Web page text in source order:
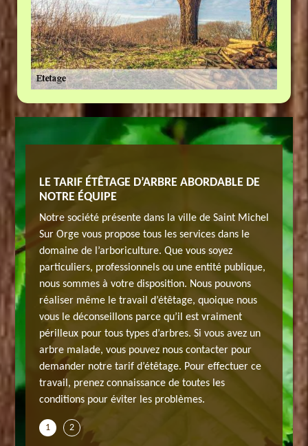
à
arbre
de
haut
LE TARIF ÉTÊTAGE D’ARBRE ABORDABLE DE
NOTRE ÉQUIPE
Notre société présente dans la ville de Saint Michel
Sur Orge vous propose tous les services dans le
domaine de l’arboriculture. Que vous soyez
particuliers, professionnels ou une entité publique,
nous sommes à votre disposition. Nous pouvons
réaliser même le travail d’étêtage, quoique nous
vous le déconseillons parce qu’il est vraiment
périlleux pour tous types d’arbres. Si vous avez un
arbre malade, vous pouvez nous contacter pour
demander notre tarif d’étêtage. Pour effectuer ce
travail, prenez connaissance de toutes les
conditions pour éviter les problèmes.
JH
Nous
Saint
permet
cette
vous
c’est
est
n’est
1 2